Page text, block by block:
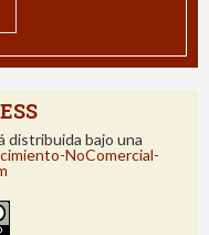
distribuida bajo una
NoComercial-